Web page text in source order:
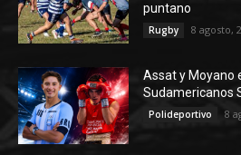
puntano
Rugby 8 agosto,
Assat y Moyano
Sudamericanos
Polideportivo 8